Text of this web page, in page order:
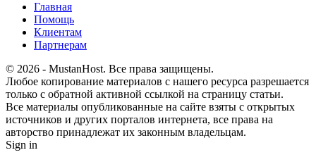
Главная
Помощь
Клиентам
Партнерам
© 2026 - MustanHost. Все права защищены.
Любое копирование материалов с нашего ресурса разрешается
только с обратной активной ссылкой на страницу статьи.
Все материалы опубликованные на сайте взяты с открытых
источников и других порталов интернета, все права на
авторство принадлежат их законным владельцам.
Sign in